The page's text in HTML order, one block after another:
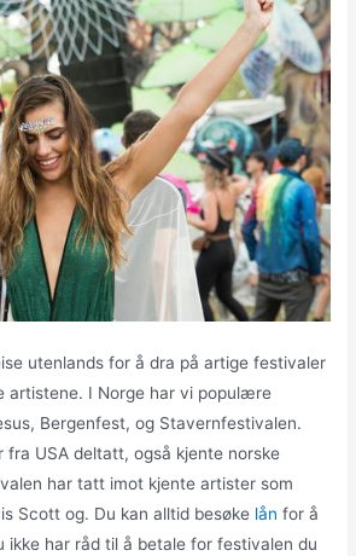
utenlands for å dra på artige festivaler
artistene. I Norge har vi populære
Bergenfest, og Stavernfestivalen.
fra USA deltatt, også kjente norske
har tatt imot kjente artister som
Scott og. Du kan alltid besøke lån for å
ikke har råd til å betale for festivalen du